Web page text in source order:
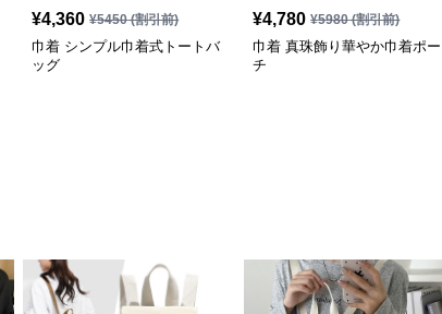
¥4,360 ¥5450(割引前)
巾着 シンプル巾着式トートバ
ッグ
¥4,780 ¥5980(割引前)
巾着 真珠飾り華やか巾着ポー
チ